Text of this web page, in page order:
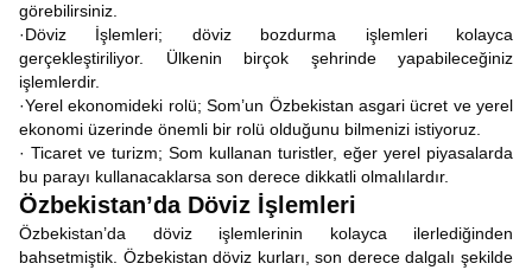
görebilirsiniz.
·Döviz İşlemleri; döviz bozdurma işlemleri kolayca
gerçekleştiriliyor. Ülkenin birçok şehrinde yapabileceğiniz
işlemlerdir.
·Yerel ekonomideki rolü; Som’un Özbekistan asgari ücret ve yerel
ekonomi üzerinde önemli bir rolü olduğunu bilmenizi istiyoruz.
· Ticaret ve turizm; Som kullanan turistler, eğer yerel piyasalarda
bu parayı kullanacaklarsa son derece dikkatli olmalılardır.
Özbekistan’da Döviz İşlemleri
Özbekistan’da döviz işlemlerinin kolayca ilerlediğinden
bahsetmiştik. Özbekistan döviz kurları, son derece dalgalı şekilde